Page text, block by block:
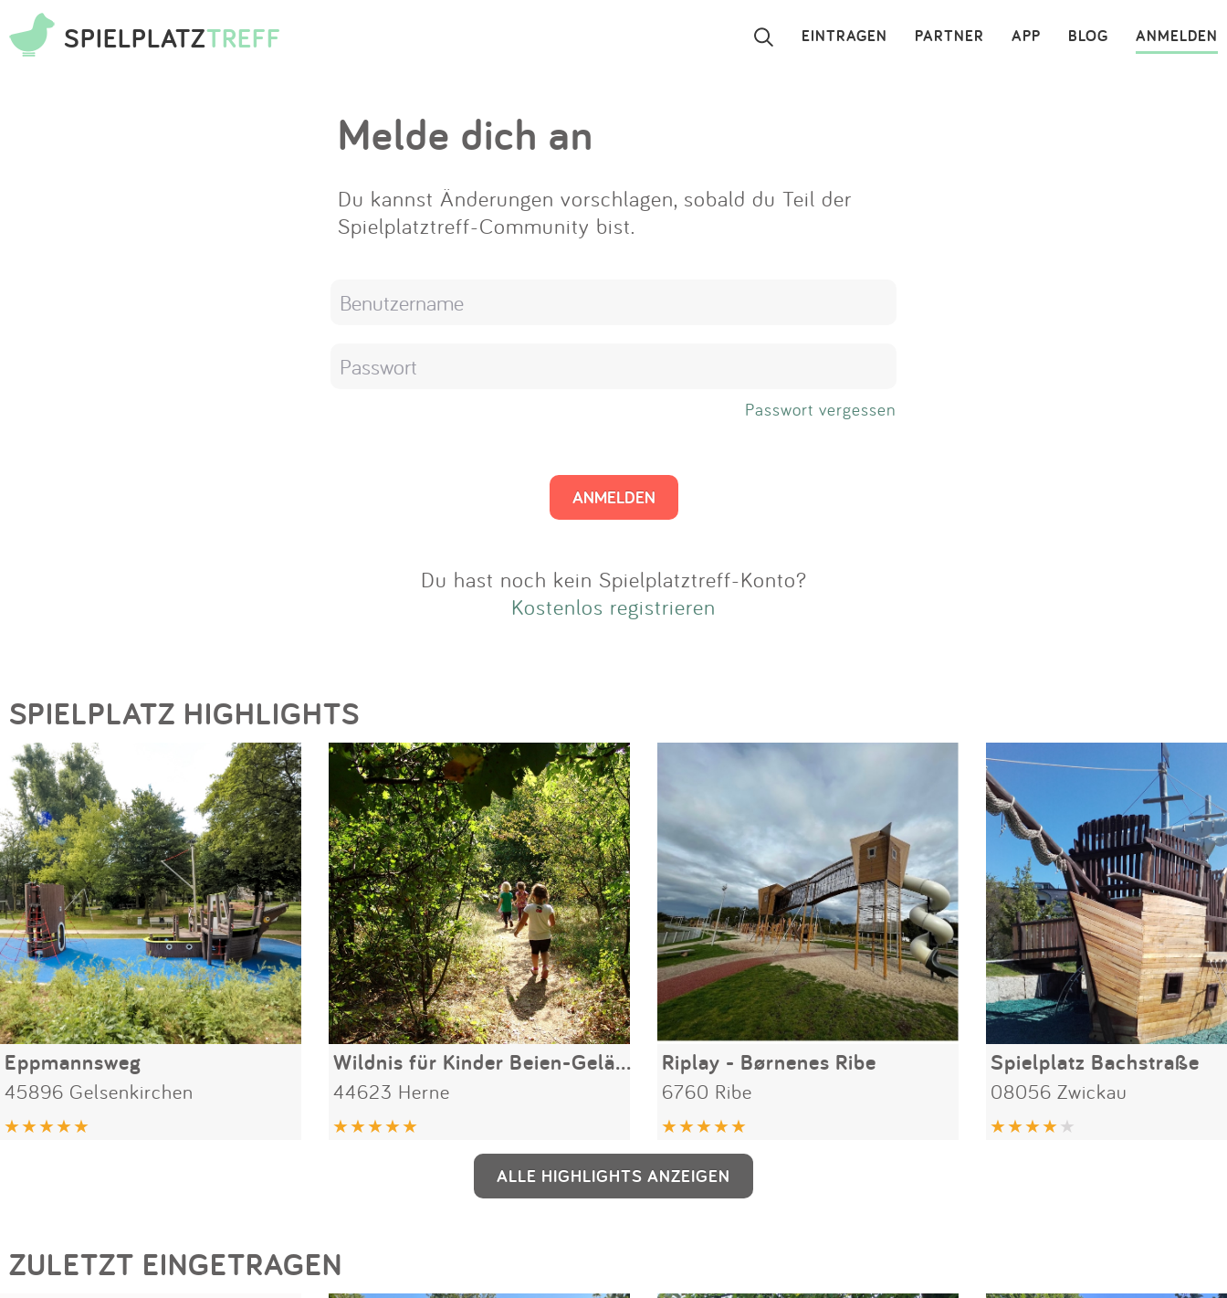
SPIELPLATZTREFF ANMELDEN
BLOG
APP
PARTNER
EINTRAGEN ×
App
Anmelden
Melde dich an
Du kannst Änderungen vorschlagen, sobald du Teil der
Spielplatztreff-Community bist.
Passwort vergessen
Du hast noch kein Spielplatztreff-Konto?
Kostenlos registrieren
SPIELPLATZ HIGHLIGHTS
Eppmannsweg
45896 Gelsenkirchen
Wildnis für Kinder Beien-Gelände
44623 Herne
Riplay - Børnenes Ribe
6760 Ribe
Spielplatz Bachstraße
08056 Zwickau
ALLE HIGHLIGHTS ANZEIGEN
ZULETZT EINGETRAGEN